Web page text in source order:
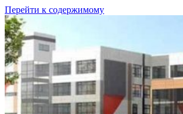
Перейти к содержимому